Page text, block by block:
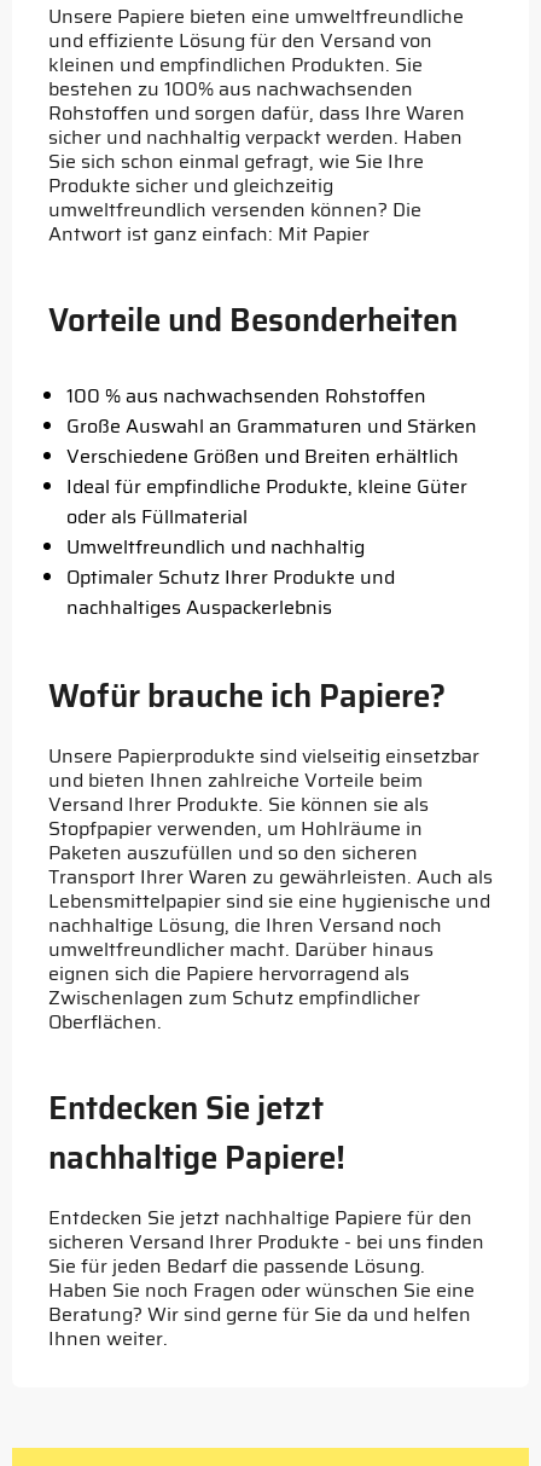
Unsere Papiere bieten eine umweltfreundliche
und effiziente Lösung für den Versand von
kleinen und empfindlichen Produkten. Sie
bestehen zu 100% aus nachwachsenden
Rohstoffen und sorgen dafür, dass Ihre Waren
sicher und nachhaltig verpackt werden. Haben
Sie sich schon einmal gefragt, wie Sie Ihre
Produkte sicher und gleichzeitig
umweltfreundlich versenden können? Die
Antwort ist ganz einfach: Mit Papier
Vorteile und Besonderheiten
100 % aus nachwachsenden Rohstoffen
Große Auswahl an Grammaturen und Stärken
Verschiedene Größen und Breiten erhältlich
Ideal für empfindliche Produkte, kleine Güter
oder als Füllmaterial
Umweltfreundlich und nachhaltig
Optimaler Schutz Ihrer Produkte und
nachhaltiges Auspackerlebnis
Wofür brauche ich Papiere?
Unsere Papierprodukte sind vielseitig einsetzbar
und bieten Ihnen zahlreiche Vorteile beim
Versand Ihrer Produkte. Sie können sie als
Stopfpapier verwenden, um Hohlräume in
Paketen auszufüllen und so den sicheren
Transport Ihrer Waren zu gewährleisten. Auch als
Lebensmittelpapier sind sie eine hygienische und
nachhaltige Lösung, die Ihren Versand noch
umweltfreundlicher macht. Darüber hinaus
eignen sich die Papiere hervorragend als
Zwischenlagen zum Schutz empfindlicher
Oberflächen.
Entdecken Sie jetzt
nachhaltige Papiere!
Entdecken Sie jetzt nachhaltige Papiere für den
sicheren Versand Ihrer Produkte - bei uns finden
Sie für jeden Bedarf die passende Lösung.
Haben Sie noch Fragen oder wünschen Sie eine
Beratung? Wir sind gerne für Sie da und helfen
Ihnen weiter.